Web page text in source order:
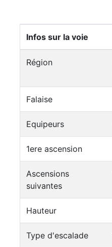
Infos sur la voie
Région
Falaise
Equipeurs
1ere ascension
Ascensions
suivantes
Hauteur
Type d'escalade